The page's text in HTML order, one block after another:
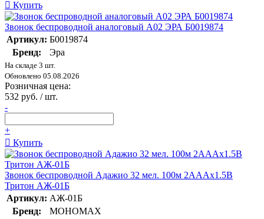
Купить
Звонок беспроводной аналоговый A02 ЭРА Б0019874
Артикул: Б0019874
Бренд:
Эра
На складе 3 шт.
Обновлено 05.08.2026
Розничная цена:
532 руб. / шт.
-
+
Купить
Звонок беспроводной Адажио 32 мел. 100м 2АААх1.5В
Тритон АЖ-01Б
Артикул: АЖ-01Б
Бренд:
МОНОМАХ